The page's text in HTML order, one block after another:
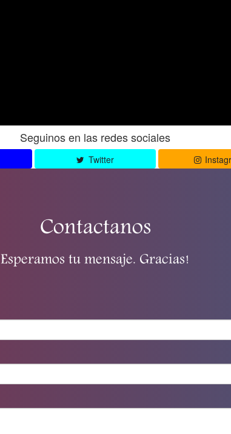
Seguinos en las redes sociales
Twitter
Contactanos
Esperamos tu mensaje. Gracias!